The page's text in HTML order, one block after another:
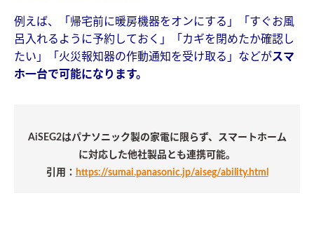
例えば、「帰宅前に暖房機器をオンにする」「すぐお風
呂入れるように予約しておく」「カギを閉めたか確認し
たい」「火災報知器の作動通知を受け取る」などがスマ
ホ一台で可能になります。
AiSEG2はパナソニック製の家電に限らず、スマートホーム
に対応した他社製品とも連携可能。
引用： https://sumai.panasonic.jp/aiseg/ability.html